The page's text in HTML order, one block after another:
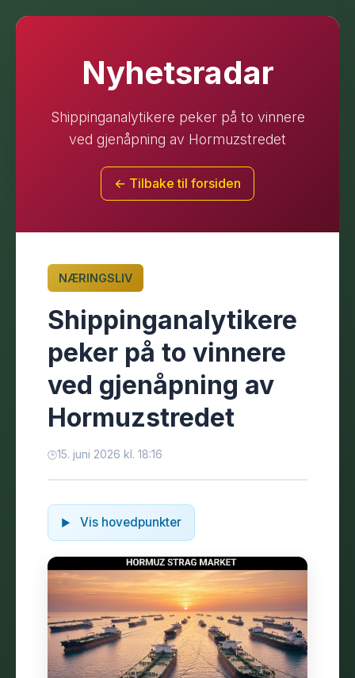
Nyhetsradar
Shippinganalytikere peker på to vinnere
ved gjenåpning av Hormuzstredet
← Tilbake til forsiden
NÆRINGSLIV
Shippinganalytikere
peker på to vinnere
ved gjenåpning av
Hormuzstredet
15. juni 2026 kl. 18:16
Vis hovedpunkter